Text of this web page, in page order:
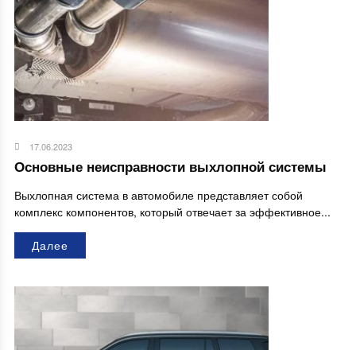
17.06.2023
Основные неисправности выхлопной системы
Выхлопная система в автомобиле представляет собой
комплекс компонентов, который отвечает за эффективное...
Далее